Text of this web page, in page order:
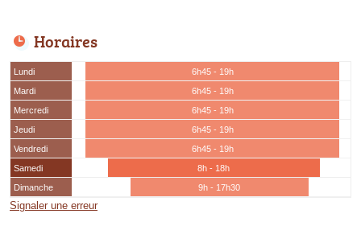
Horaires
Lundi
6h45 - 19h
Mardi
6h45 - 19h
Mercredi
6h45 - 19h
Jeudi
6h45 - 19h
Vendredi
6h45 - 19h
Samedi
8h - 18h
Dimanche
9h - 17h30
Signaler une erreur